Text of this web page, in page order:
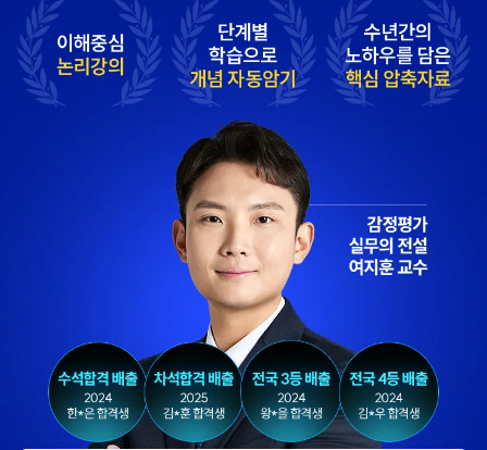
우수한 강사진 덕분에
올해는 합격하게
되었습니다.
설명해 주셔서 실무
과목을 보다 쉽게 배울
수 있었습니다.
합격생 류*운님
타학원들과 비교하여
합격생 이*헌님
해커스 박지혜
평가사님께서 매 수업
내내 꼼꼼하게
첨삭해주셔서 도움이
많이 되었습니다.
합격생 이*원님